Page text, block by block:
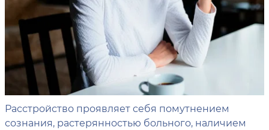
Расстройство проявляет себя помутнением
сознания, растерянностью больного, наличием